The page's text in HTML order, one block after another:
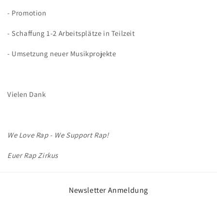
- Promotion
- Schaffung 1-2 Arbeitsplätze in Teilzeit
- Umsetzung neuer Musikprojekte
Vielen Dank
We Love Rap - We Support Rap!
Euer Rap Zirkus
Newsletter Anmeldung